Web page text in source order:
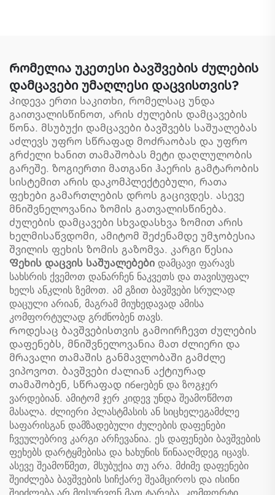
დაცვის საშუალებები,
ძულების დაცვის
ფილტრები, ფეხბურთის
ძულების დაცვის
ფილტრები
Რომელია უკეთესი ბავშვების ძულების
დამცავები უმაღლესი დაცვისთვის?
Კიდევა ერთი საკითხი, რომელსაც უნდა
გაითვალისწინოთ, არის ძულების დამცავების
წონა. მსუბუქი დამცავები ბავშვებს საშუალებას
აძლევს უფრო სწრაფად მოძრაობას და უფრო
გრძელი ხანით თამაშობას მეტი დაღლულობის
გარეშე. ზოგიერთი მათგანი ჰაერის გამტარობის
სისტემით არის დაკომპლექტებული, რათა
ფეხები გამართლების დროს გაცივდეს. ასევე
მნიშვნელოვანია ზომის გათვალისწინება.
ძულების დამცავები სხვადასხვა ზომით არის
ხელმისაწვდომი, ამიტომ შეძენამდე უმჯობესია
შვილის ფეხის ზომის გაზომვა. კარგი წესია
Ფეხის დაცვის საშუალებები დამცავი ფარავს
სახსრის ქვემოთ დანარჩენ ნაკვეთს და თავისუფალ
ხელს ანკლის ზემოთ. ამ გზით ბავშვები სრულად
დაცული არიან, მაგრამ მიუხედავად ამისა
კომფორტულად გრძნობენ თავს.
Როდესაც ბავშვებისთვის გამოირჩევთ ძულების
დაფენებს, მნიშვნელოვანია მათ ძლიერი და
მრავალი თამაშის განმავლობაში გამძლე
ვიპოვოთ. ბავშვები ძალიან აქტიურად
თამაშობენ, სწრაფად იбегებენ და ზოგჯერ
ვარდებიან. ამიტომ ჯერ კიდევ უნდა შეამოწმოთ
მასალა. ძლიერი პლასტმასის ან სიცხელეგამძლე
საფარისგან დამზადებული ძულების დაფენები
ჩვეულებრივ კარგი არჩევანია. ეს დაფენები ბავშვების
ფეხებს დარტყმებისა და ხახუნის წინააღმდეგ იცავს.
ასევე შეამოწმეთ, მსუბუქია თუ არა. მძიმე დაფენები
შეიძლება ბავშვების სიჩქარე შეამციროს და ისინი